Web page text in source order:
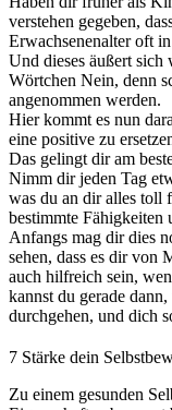
verstehen gegeben,
Erwachsenenalter oft
Und dieses äußert
Wörtchen Nein, denn
angenommen werden.
Hier kommt es nun
eine positive zu
Das gelingt dir am
Nimm dir jeden Tag
was du an dir alles toll
bestimmte Fähigkeiten
Anfangs mag dir dies
sehen, dass es dir von
auch hilfreich sein,
kannst du gerade
durchgehen, und dich
7 Stärke dein
Zu einem gesunden